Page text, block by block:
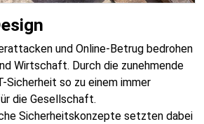
und Online-Betrug bedrohen
Wirtschaft. Durch die zunehmende
Sicherheit so zu einem immer
die Gesellschaft.
Sicherheitskonzepte setzten dabei